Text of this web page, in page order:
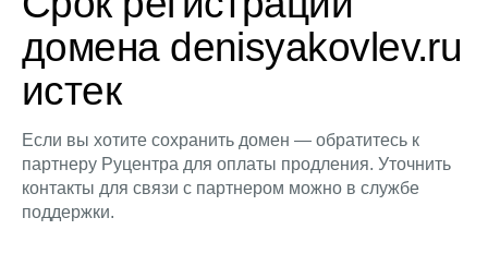
домена denisyakovlev.ru
истек
Если вы хотите сохранить домен — обратитесь к
партнеру Руцентра для оплаты продления. Уточнить
контакты для связи с партнером можно в службе
поддержки.